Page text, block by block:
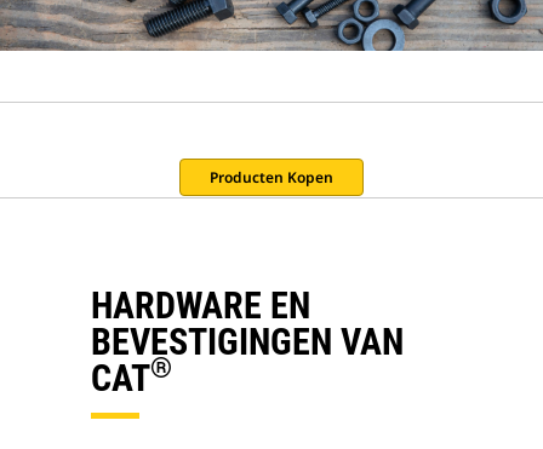
Producten Kopen
HARDWARE EN
BEVESTIGINGEN VAN
CAT®